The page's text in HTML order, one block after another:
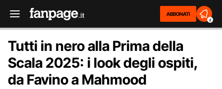
ABBONATI
2
Tutti in nero alla Prima della
Scala 2025: i look degli ospiti,
da Favino a Mahmood